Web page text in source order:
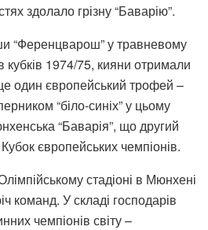
здолало грізну “Баварію”.
“Ференцварош” у травневому
кубків 1974/75, кияни отримали
один європейський трофей –
“біло-синіх” у цьому
“Баварія”, що другий
європейських чемпіонів.
стадіоні в Мюнхені
команд. У складі господарів
чемпіонів світу –